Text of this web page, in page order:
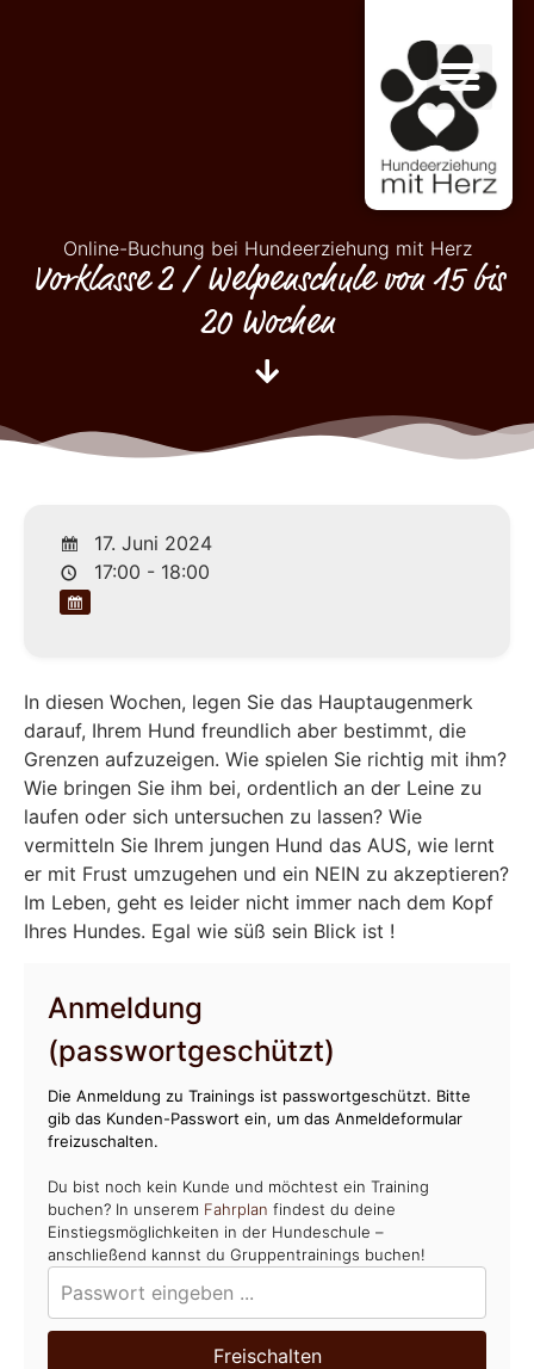
Online-Buchung bei Hundeerziehung mit Herz
Vorklasse 2 / Welpenschule von 15 bis
20 Wochen
17. Juni 2024
17:00 - 18:00
In diesen Wochen, legen Sie das Hauptaugenmerk
darauf, Ihrem Hund freundlich aber bestimmt, die
Grenzen aufzuzeigen. Wie spielen Sie richtig mit ihm?
Wie bringen Sie ihm bei, ordentlich an der Leine zu
laufen oder sich untersuchen zu lassen? Wie
vermitteln Sie Ihrem jungen Hund das AUS, wie lernt
er mit Frust umzugehen und ein NEIN zu akzeptieren?
Im Leben, geht es leider nicht immer nach dem Kopf
Ihres Hundes. Egal wie süß sein Blick ist !
Anmeldung
(passwortgeschützt)
Die Anmeldung zu Trainings ist passwortgeschützt. Bitte
gib das Kunden-Passwort ein, um das Anmeldeformular
freizuschalten.
Du bist noch kein Kunde und möchtest ein Training
buchen? In unserem Fahrplan findest du deine
Einstiegsmöglichkeiten in der Hundeschule –
anschließend kannst du Gruppentrainings buchen!
Freischalten